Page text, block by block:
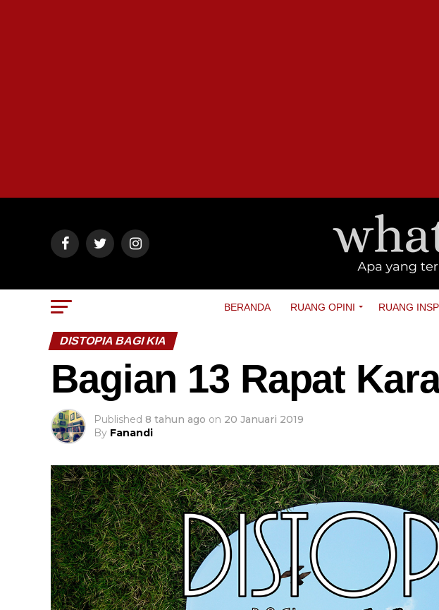
BERANDA RUANG OPINI RUANG
DISTOPIA BAGI KIA
Bagian 13 Rapat
Published 8 tahun ago on 20 Januari 2019
By Fanandi